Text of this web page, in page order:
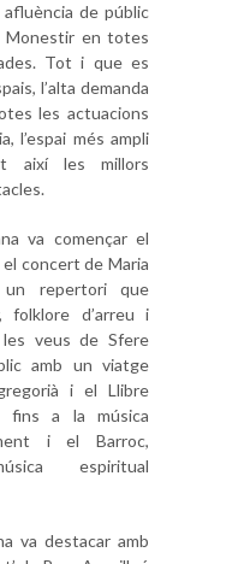
de públic
Monestir en totes
Tot i que es
l’alta demanda
les actuacions
l’espai més ampli
així les millors
va començar el
concert de Maria
repertori que
folklore d’arreu i
veus de Sfere
amb un viatge
i el Llibre
fins a la música
i el Barroc,
espiritual
va destacar amb